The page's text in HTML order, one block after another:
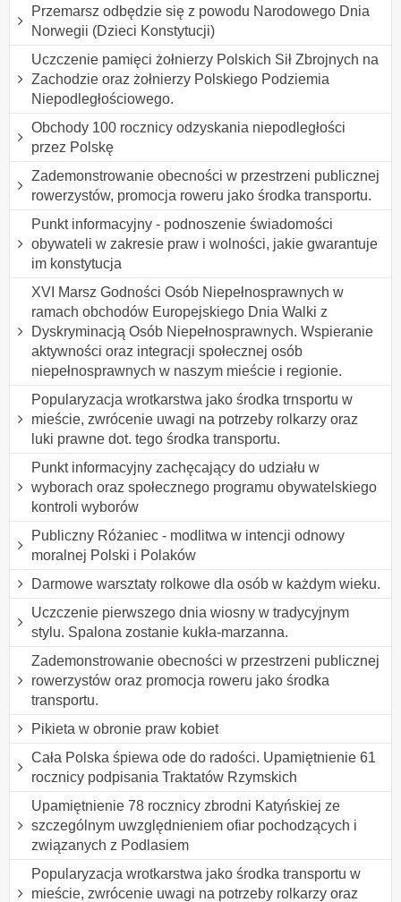
Przemarsz odbędzie się z powodu Narodowego Dnia
Norwegii (Dzieci Konstytucji)
Uczczenie pamięci żołnierzy Polskich Sił Zbrojnych na
Zachodzie oraz żołnierzy Polskiego Podziemia
Niepodległościowego.
Obchody 100 rocznicy odzyskania niepodległości
przez Polskę
Zademonstrowanie obecności w przestrzeni publicznej
rowerzystów, promocja roweru jako środka transportu.
Punkt informacyjny - podnoszenie świadomości
obywateli w zakresie praw i wolności, jakie gwarantuje
im konstytucja
XVI Marsz Godności Osób Niepełnosprawnych w
ramach obchodów Europejskiego Dnia Walki z
Dyskryminacją Osób Niepełnosprawnych. Wspieranie
aktywności oraz integracji społecznej osób
niepełnosprawnych w naszym mieście i regionie.
Popularyzacja wrotkarstwa jako środka trnsportu w
mieście, zwrócenie uwagi na potrzeby rolkarzy oraz
luki prawne dot. tego środka transportu.
Punkt informacyjny zachęcający do udziału w
wyborach oraz społecznego programu obywatelskiego
kontroli wyborów
Publiczny Różaniec - modlitwa w intencji odnowy
moralnej Polski i Polaków
Darmowe warsztaty rolkowe dla osób w każdym wieku.
Uczczenie pierwszego dnia wiosny w tradycyjnym
stylu. Spalona zostanie kukła-marzanna.
Zademonstrowanie obecności w przestrzeni publicznej
rowerzystów oraz promocja roweru jako środka
transportu.
Pikieta w obronie praw kobiet
Cała Polska śpiewa ode do radości. Upamiętnienie 61
rocznicy podpisania Traktatów Rzymskich
Upamiętnienie 78 rocznicy zbrodni Katyńskiej ze
szczególnym uwzględnieniem ofiar pochodzących i
związanych z Podlasiem
Popularyzacja wrotkarstwa jako środka transportu w
mieście, zwrócenie uwagi na potrzeby rolkarzy oraz